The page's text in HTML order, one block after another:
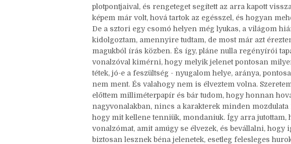
később is :D
Épp ezért a szerkezeti kérdéseket viszont nagyon
vittem nyáron kis dramaturgiára, volt feladat, ahol
plotpontjaival, és rengeteget segített az arra kapott
képem már volt, hová tartok az egésszel, és hogyan
De a sztori egy csomó helyen még lyukas, a világom
kidolgoztam, amennyire tudtam, de most már azt
magukból írás közben. És így, pláne nulla regényírói
vonalzóval kimérni, hogy melyik jelenet pontosan
tétek, jó-e a feszültség - nyugalom helye, aránya,
nem ment. És valahogy nem is élveztem volna.
előttem milliméterpapír és bár tudom, hogy honnan
nagyvonalakban, nincs a karakterek minden mozdulata